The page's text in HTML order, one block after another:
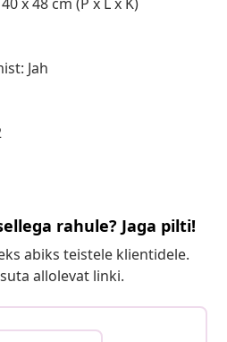
Jah
rahule? Jaga pilti!
abiks teistele klientidele.
allolevat linki.